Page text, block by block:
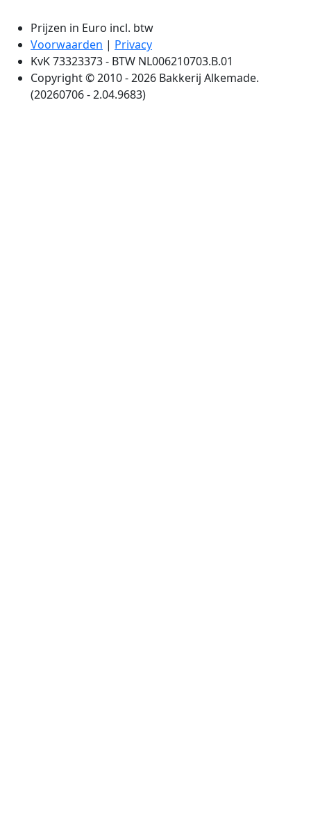
Prijzen in Euro incl. btw
Voorwaarden | Privacy
KvK 73323373 - BTW NL006210703.B.01
Copyright © 2010 - 2026 Bakkerij Alkemade.
(20260706 - 2.04.9683)